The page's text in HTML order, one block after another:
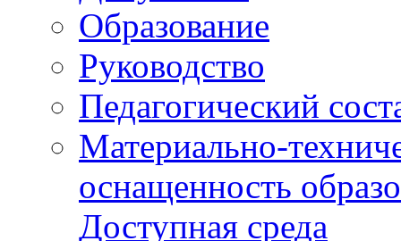
Образование
Руководство
Педагогический
Материально-
оснащенность
Доступная среда